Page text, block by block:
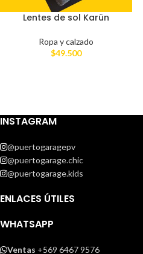
Lentes de sol Karün
Ropa y calzado
$49.500
INSTAGRAM
@puertogaragepv
@puertogarage.chic
@puertogarage.kids
ENLACES ÚTILES
WHATSAPP
Ventas +569 6467 9576